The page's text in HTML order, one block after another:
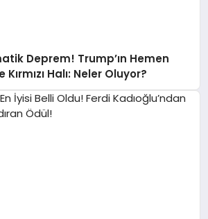
Deprem! Trump’ın Hemen
Halı: Neler Oluyor?